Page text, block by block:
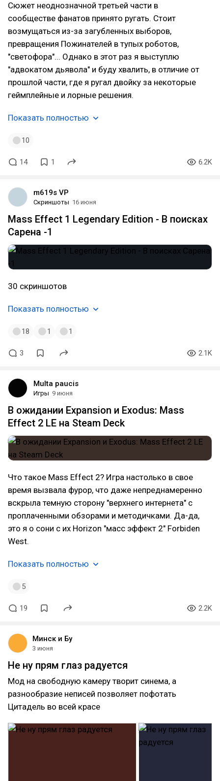
Сюжет неоднозначной третьей части в
сообществе фанатов принято ругать. Стоит
возмущаться из-за загубленных выборов,
превращения Пожинателей в тупых роботов,
"светофора"... Однако в этот раз я выступлю
"адвокатом дьявола" и буду хвалить, в отличие от
прошлой части, где я ругал двойку за некоторые
геймплейные и лорные решения.
Показать полностью
10
14 1 6.2K
m619s VP
Скриншоты 16 июня
Mass Effect 1 Legendary Edition - В поисках
Сарена -1
30 скриншотов
Показать полностью
18 1 1
3 2.1K
Multa paucis
Игры 9 июня
В ожидании Expansion и Exodus: Mass
Effect 2 LE на Steam Deck
Что такое Mass Effect 2? Игра настолько в свое
время вызвала фурор, что даже непреднамеренно
вскрыла темную сторону "верхнего интернета" с
проплаченными обзорами и методичками. Да-да,
это я о сони с их Horizon "масс эффект 2" Forbiden
West.
Показать полностью
5
19 2.2K
Минск и Бу
3 июня
Не ну прям глаз радуется
Мод на свободную камеру творит синема, а
разнообразие неписей позволяет пофотать
Цитадель во всей красе